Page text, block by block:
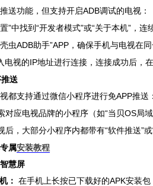
送功能，但支持开启ADB调试的电视：
”中找到“开发者模式”或“关于本机”，连
虫ADB助手”APP，确保手机与电视在同
电视的IP地址进行连接，连接成功后，
送
都支持通过微信小程序进行免APP推送：
对应电视品牌的小程序（如“当贝OS局
后，大部分小程序内都带有“软件推送”
属安装教程
慧屏
： 在手机上长按已下载好的APK安装包